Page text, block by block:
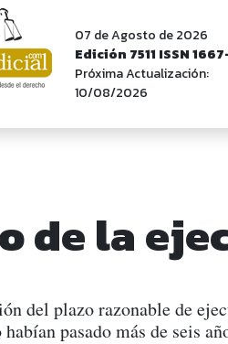
07 de Agosto de 2026
Edición 7511 ISSN
Próxima Actualización:
10/08/2026
de la
del plazo razonable de
pasado más de seis